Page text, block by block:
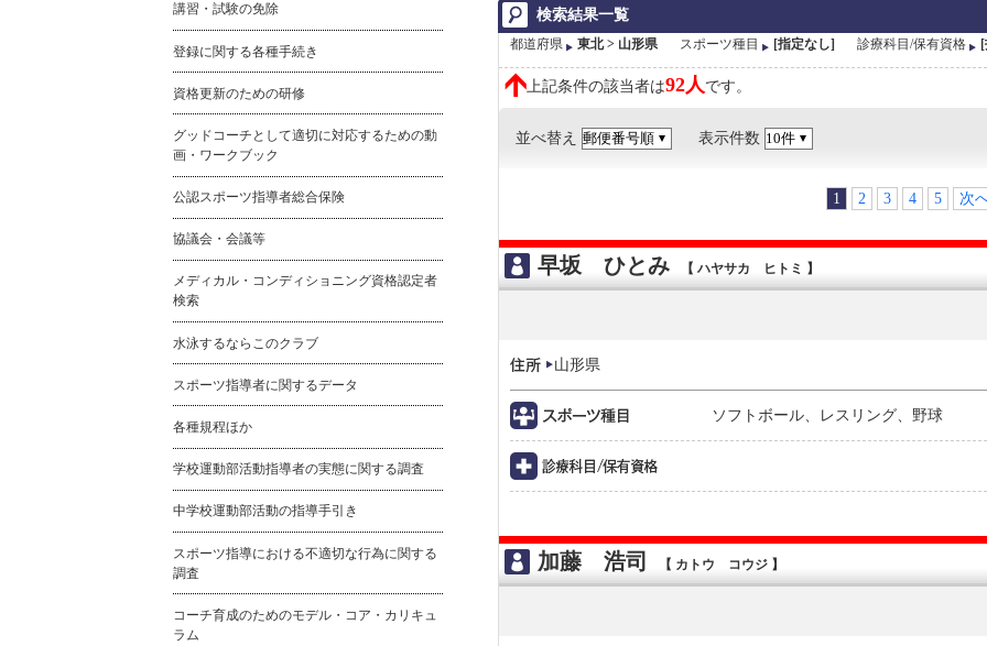
検索結果一覧
都道府県 東北 > 山形県 スポーツ種目 [指定なし] 診療科目/保有資格
上記条件の該当者は92人です。
並べ替え 表示件数
1 2 3 4 5 次
早坂 ひとみ 【 ハヤサカ ヒトミ 】
山形県
ソフトボール、レスリング、野球
加藤 浩司 【 カトウ コウジ 】
講習・試験の免除
登録に関する各種手続き
資格更新のための研修
グッドコーチとして適切に対応するための動
画・ワークブック
公認スポーツ指導者総合保険
協議会・会議等
メディカル・コンディショニング資格認定者
検索
水泳するならこのクラブ
スポーツ指導者に関するデータ
各種規程ほか
学校運動部活動指導者の実態に関する調査
中学校運動部活動の指導手引き
スポーツ指導における不適切な行為に関する
調査
コーチ育成のためのモデル・コア・カリキュ
ラム